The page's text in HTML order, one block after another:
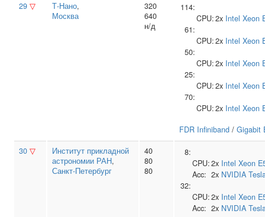
29 ▽ Т‑Нано,
Москва
320
640
н/д
114:
CPU:2x Intel Xeon
61:
CPU:2x Intel Xeon
50:
CPU:2x Intel Xeon
25:
CPU:2x Intel Xeon
70:
CPU:2x Intel Xeon
FDR Infiniband / Gigabit
30 ▽
Институт прикладной
астрономии РАН,
Санкт-Петербург
40
80
80
8:
CPU:2x Intel Xeon
Acc: 2x NVIDIA
32:
CPU:2x Intel Xeon
Acc: 2x NVIDIA